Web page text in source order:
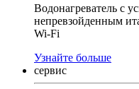
Водонагреватель с
непревзойденным
Wi-Fi
Узнайте больше
сервис